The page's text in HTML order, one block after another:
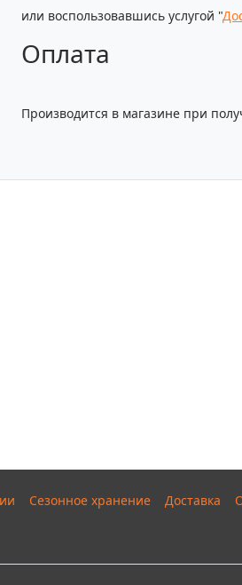
или воспользовавшись услугой "
Оплата
Производится в магазине при
Сезонное хранение Доставка